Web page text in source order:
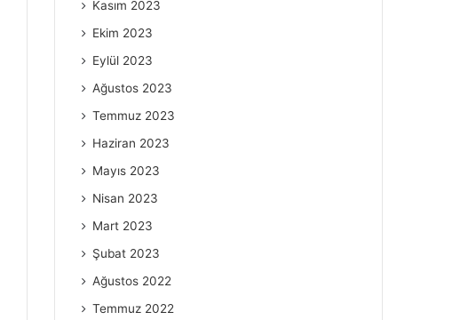
Kasım 2023
Ekim 2023
Eylül 2023
Ağustos 2023
Temmuz 2023
Haziran 2023
Mayıs 2023
Nisan 2023
Mart 2023
Şubat 2023
Ağustos 2022
Temmuz 2022